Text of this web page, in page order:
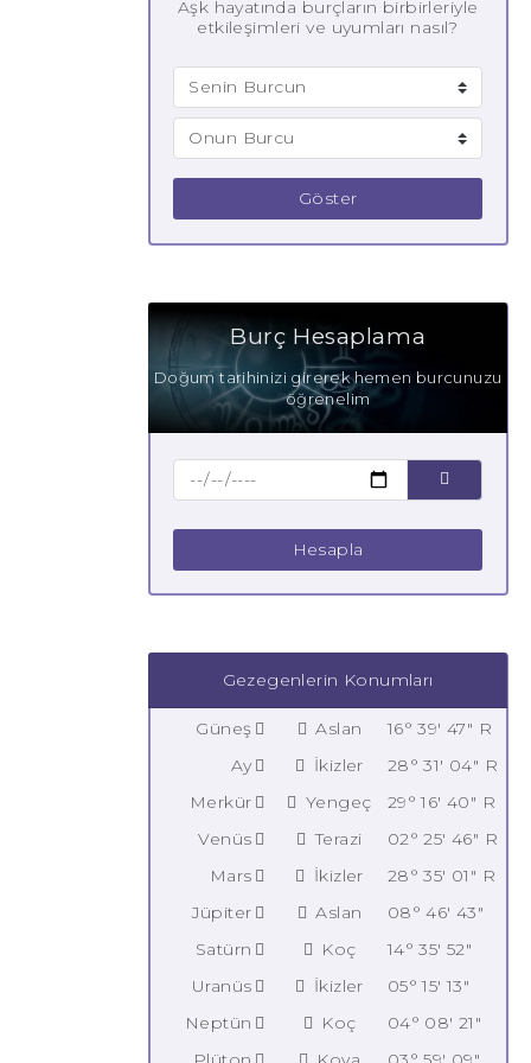
Aşk hayatında burçların birbirleriyle
etkileşimleri ve uyumları nasıl?
Göster
Burç Hesaplama
Doğum tarihinizi girerek hemen burcunuzu
öğrenelim
Hesapla
Gezegenlerin Konumları
Güneş Aslan
16° 39' 47" R
Ay
İkizler
28° 31' 04" R
Merkür
Yengeç
29° 16' 40" R
Venüs
Terazi
02° 25' 46" R
Mars
İkizler
28° 35' 01" R
Jüpiter
Aslan
08° 46' 43"
Satürn
Koç
14° 35' 52"
Uranüs
İkizler
05° 15' 13"
Neptün
Koç
04° 08' 21"